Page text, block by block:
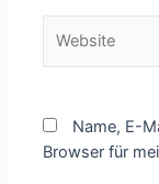
Name, E-
Browser für